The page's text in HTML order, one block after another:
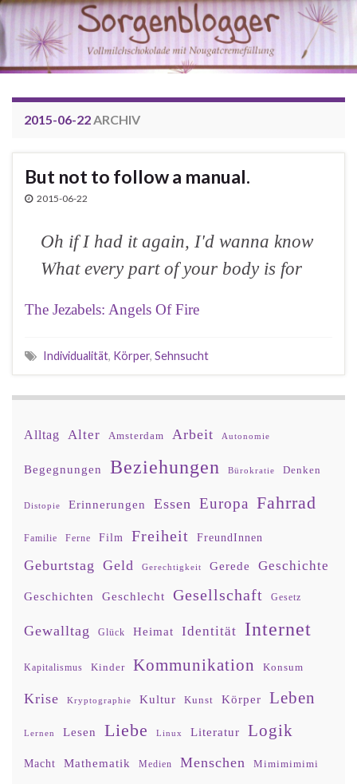
2015-06-22ARCHIV
But not to follow a manual.
2015-06-22
Oh if I had it again, I'd wanna know
What every part of your body is for
The Jezabels: Angels Of Fire
Individualität, Körper, Sehnsucht
Alltag Alter Amsterdam Arbeit Autonomie
Begegnungen Beziehungen Bürokratie Denken
Distopie Erinnerungen Essen Europa Fahrrad
Familie Ferne Film Freiheit FreundInnen
Geburtstag Geld Gerechtigkeit Gerede Geschichte
Geschichten Geschlecht Gesellschaft Gesetz
Gewalltag Glück Heimat Identität Internet
Kapitalismus Kinder Kommunikation Konsum
Krise Kryptographie Kultur Kunst Körper Leben
Lernen Lesen Liebe Linux Literatur Logik
Macht Mathematik Medien Menschen Mimimimimi